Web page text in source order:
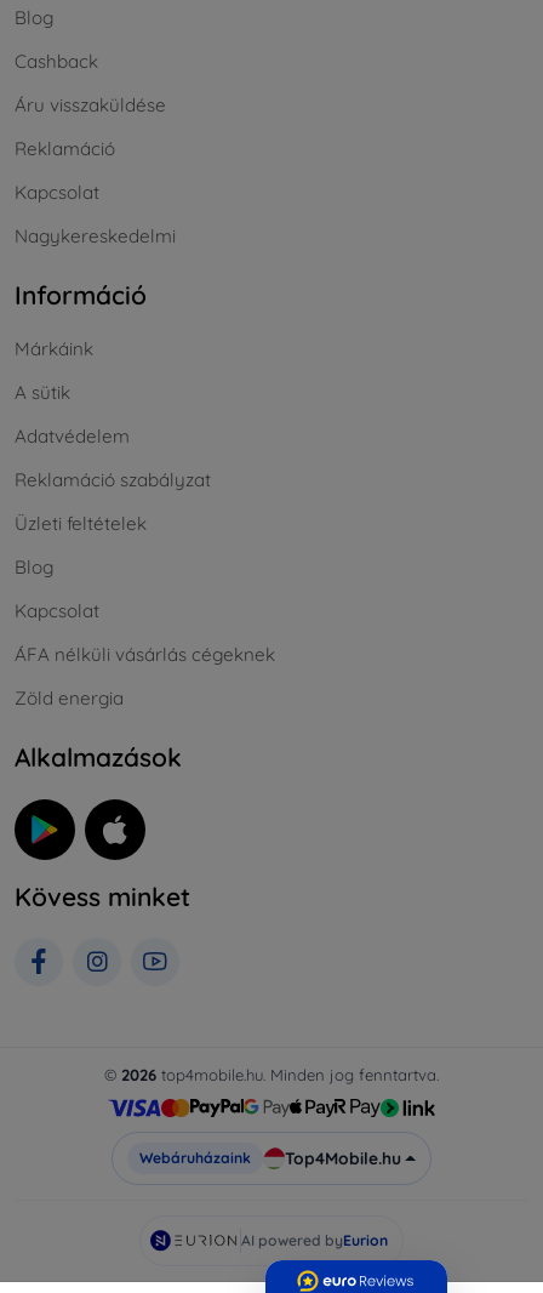
Blog
Cashback
Áru visszaküldése
Reklamáció
Kapcsolat
Nagykereskedelmi
Információ
Márkáink
A sütik
Adatvédelem
Reklamáció szabályzat
Üzleti feltételek
Blog
Kapcsolat
ÁFA nélküli vásárlás cégeknek
Zöld energia
Alkalmazások
Kövess minket
© 2026 top4mobile.hu. Minden jog fenntartva.
Webáruházaink Top4Mobile.hu
AI powered byEurion